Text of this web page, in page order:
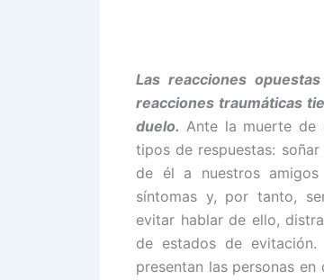
Las reacciones
reacciones traumáticas
duelo. Ante la muerte de
tipos de respuestas:
de él a nuestros
síntomas y, por tanto,
evitar hablar de ello,
de estados de
presentan las personas